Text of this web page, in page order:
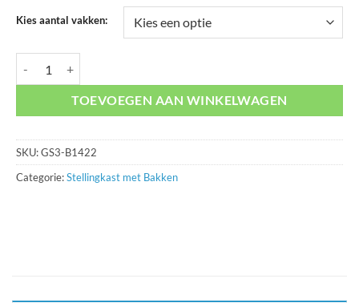
Kies aantal vakken:
TOEVOEGEN AAN WINKELWAGEN
SKU:GS3-B1422
Categorie:Stellingkast met Bakken